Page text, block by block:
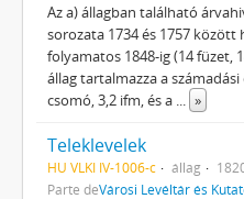
Az a) állagban található
sorozata 1734 és 1757 között
folyamatos 1848-ig (14 füzet,
állag tartalmazza a
csomó, 3,2 ifm, és a ... »
Teleklevelek
HU VLKI IV-1006-c állag
Parte deVárosi Levéltár és